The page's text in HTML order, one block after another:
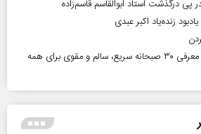
پی درگذشت استاد ابوالقاسم قاسم‌زاده
زنده‌یاد اکبر عبدی
صبحانه چی درست کنم؟ معرفی ۳۰ صبحانه سریع، سالم و مقوی برای همه